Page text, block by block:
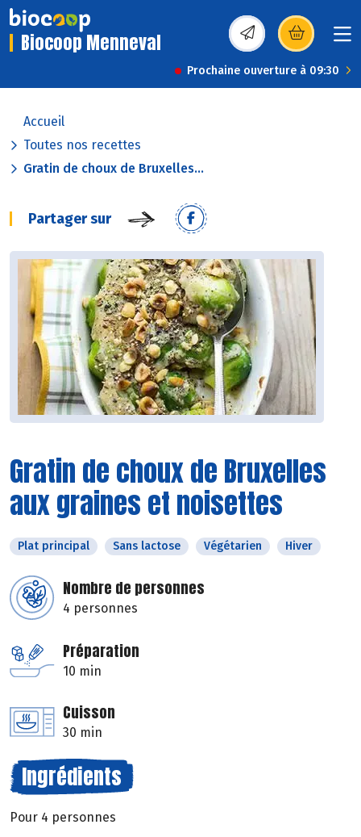
Biocoop Menneval (s’ouvre dans une
Prochaine ouverture à 09:30
Accueil
Toutes nos recettes
Gratin de choux de Bruxelles...
Partager sur
Gratin de choux de Bruxelles
aux graines et noisettes
Plat principal Sans lactose Végétarien Hiver
Nombre de personnes
4 personnes
Préparation
10 min
Cuisson
30 min
Ingrédients
Pour 4 personnes